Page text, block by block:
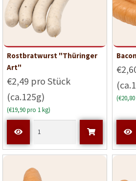
Rostbratwurst "Thüringer
Art"
€2,49 pro Stück
(ca.125g)
(€19,90 pro 1 kg)